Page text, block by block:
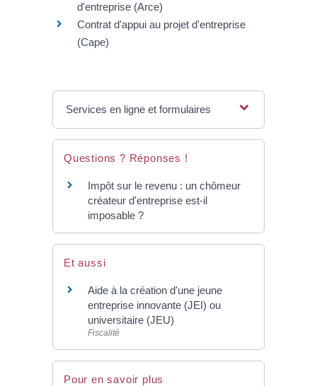
d'entreprise (Arce)
Contrat d'appui au projet d'entreprise
(Cape)
Services en ligne et formulaires
Questions ? Réponses !
Impôt sur le revenu : un chômeur
créateur d'entreprise est-il
imposable ?
Et aussi
Aide à la création d'une jeune
entreprise innovante (JEI) ou
universitaire (JEU)
Fiscalité
Pour en savoir plus